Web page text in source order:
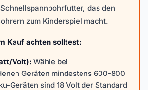
das den
zum Kinderspiel macht.
Kauf achten solltest:
Volt): Wähle bei
Geräten mindestens 600-800
Geräten sind 18 Volt der Standard